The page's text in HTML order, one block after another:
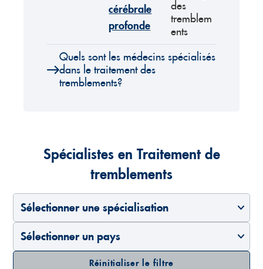
cérébrale
profonde
des
tremblem
ents
Quels sont les médecins spécialisés
dans le traitement des
tremblements?
Spécialistes en Traitement de
tremblements
Sélectionner une spécialisation
Sélectionner un pays
Réinitialiser le filtre